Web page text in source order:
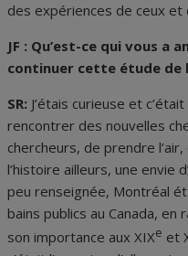
des expériences de ceux
JF : Qu’est-ce qui vous a
continuer cette étude de
SR: J’étais curieuse et
rencontrer des nouvelles
chercheurs, de prendre
l’histoire ailleurs, une envie
peu renseignée, Montréal
bains publics au Canada,
son importance aux XIXe et